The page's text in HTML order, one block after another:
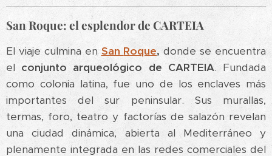
San Roque: el esplendor de CARTEIA
El viaje culmina enSan Roque, donde se encuentra
el conjunto arqueológico de CARTEIA. Fundada
como colonia latina, fue uno de los enclaves más
importantes del sur peninsular. Sus murallas,
termas, foro, teatro y factorías de salazón revelan
una ciudad dinámica, abierta al Mediterráneo y
plenamente integrada en las redes comerciales del